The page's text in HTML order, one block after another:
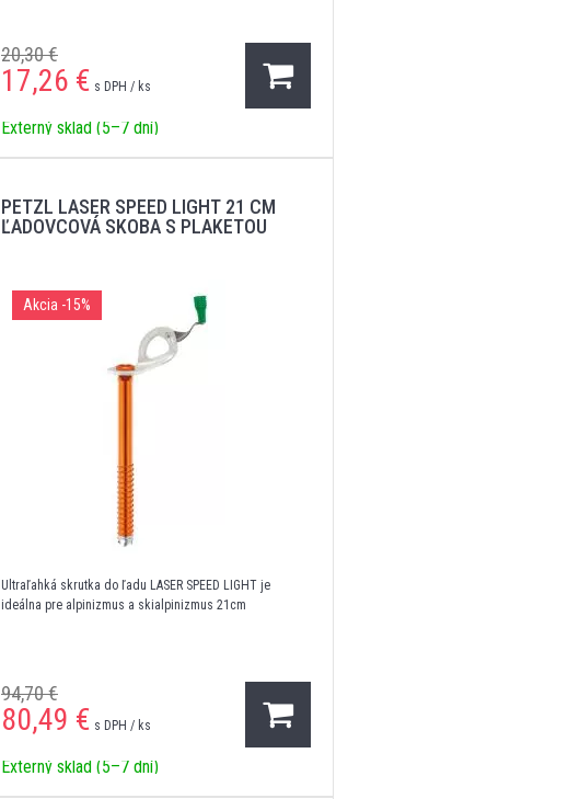
20,30 €
17,26 € s DPH / ks
Externý sklad (5–7 dní)
PETZL LASER SPEED LIGHT 21 CM
ĽADOVCOVÁ SKOBA S PLAKETOU
Akcia -15%
Ultraľahká skrutka do ľadu LASER SPEED LIGHT je
ideálna pre alpinizmus a skialpinizmus 21cm
94,70 €
80,49 € s DPH / ks
Externý sklad (5–7 dní)